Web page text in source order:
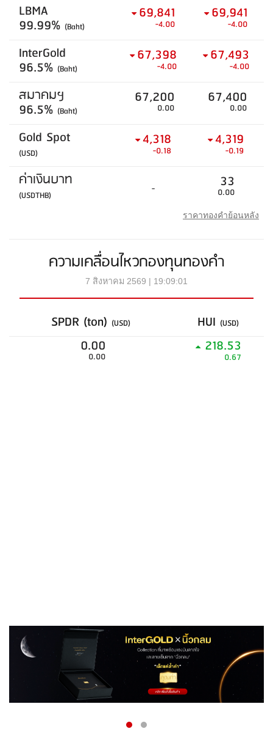
LBMA
99.99% (Baht)
69,841
-4.00
69,941
-4.00
InterGold
96.5% (Baht)
67,398
-4.00
67,493
-4.00
สมาคมฯ
96.5% (Baht)
67,200
0.00
67,400
0.00
Gold Spot
(USD)
4,318
-0.18
4,319
-0.19
ค่าเงินบาท
(USDTHB) - 33
0.00
ราคาทองคำย้อนหลัง
ความเคลื่อนไหวกองทุนทองคำ
7 สิงหาคม 2569 | 19:09:01
SPDR (ton) (USD) HUI (USD)
0.00
0.00
218.53
0.67